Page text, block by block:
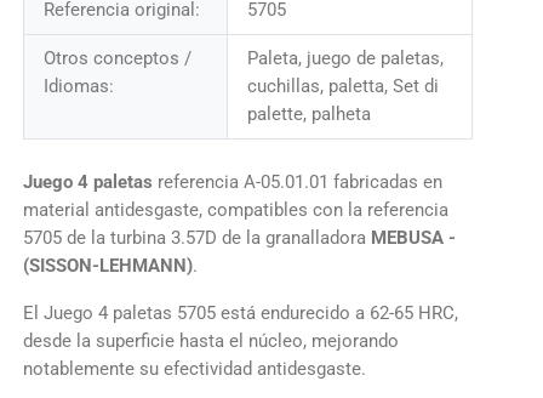
Referencia original: 5705
Otros conceptos /
Idiomas:
Paleta, juego de paletas,
cuchillas, paletta, Set di
palette, palheta
Juego 4 paletas referencia A-05.01.01 fabricadas en
material antidesgaste, compatibles con la referencia
5705 de la turbina 3.57D de la granalladora MEBUSA -
(SISSON-LEHMANN).
El Juego 4 paletas 5705 está endurecido a 62-65 HRC,
desde la superficie hasta el núcleo, mejorando
notablemente su efectividad antidesgaste.